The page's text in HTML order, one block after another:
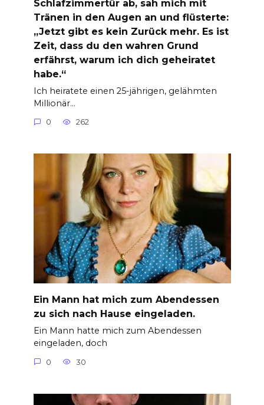
Schlafzimmertür ab, sah mich mit
Tränen in den Augen an und flüsterte:
„Jetzt gibt es kein Zurück mehr. Es ist
Zeit, dass du den wahren Grund
erfährst, warum ich dich geheiratet
habe.“
Ich heiratete einen 25-jährigen, gelähmten
Millionär…
0 262
Ein Mann hat mich zum Abendessen
zu sich nach Hause eingeladen.
Ein Mann hatte mich zum Abendessen
eingeladen, doch
0 30